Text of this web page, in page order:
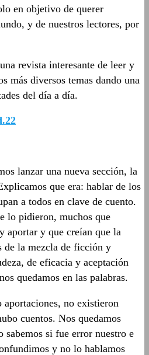
en objetivo de querer
y de nuestros lectores, por
revista interesante de leer y
más diversos temas dando una
del día a día.
lanzar una nueva sección, la
que era: hablar de los
a todos en clave de cuento.
lo pidieron, muchos que
aportar y que creían que la
de la mezcla de ficción y
de eficacia y aceptación
quedamos en las palabras.
no existieron
cuentos. Nos quedamos
sabemos si fue error nuestro e
y no lo hablamos